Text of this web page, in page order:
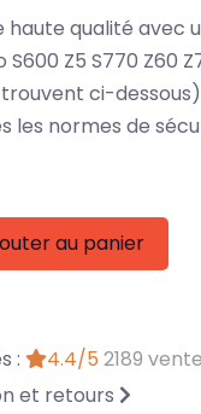
qualité avec
Z5 S770 Z60
ci-
les normes de
au panier
:
4.4/5 2189
et retours